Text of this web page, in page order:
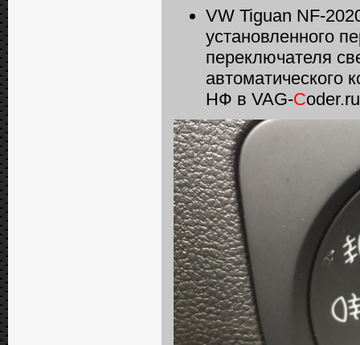
VW Tiguan NF-
установленного
переключателя
автоматического
НФ в VAG-C